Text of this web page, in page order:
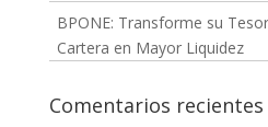
BPONE: Transforme su
Cartera en Mayor Liquidez
Comentarios recientes